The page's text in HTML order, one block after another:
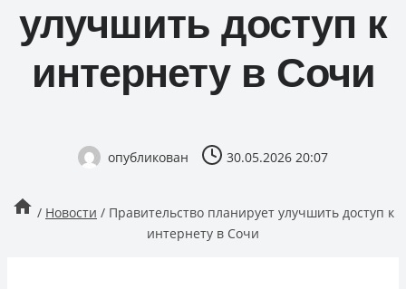
улучшить доступ к
интернету в Сочи
опубликован 30.05.2026 20:07
/ Новости / Правительство планирует улучшить доступ к
интернету в Сочи